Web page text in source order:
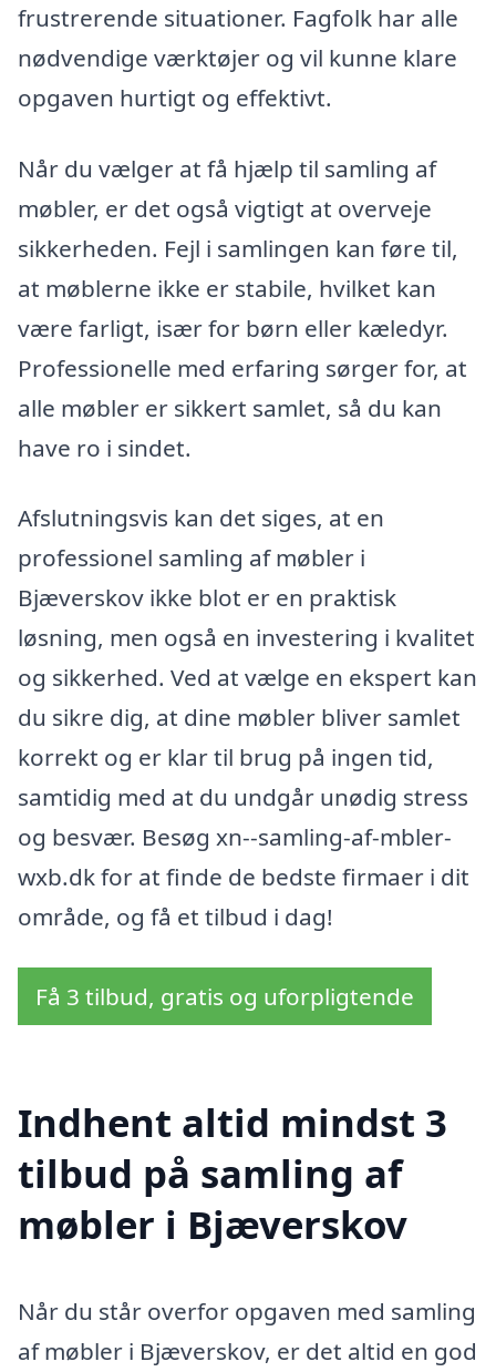
frustrerende situationer. Fagfolk har alle
nødvendige værktøjer og vil kunne klare
opgaven hurtigt og effektivt.
Når du vælger at få hjælp til samling af
møbler, er det også vigtigt at overveje
sikkerheden. Fejl i samlingen kan føre til,
at møblerne ikke er stabile, hvilket kan
være farligt, især for børn eller kæledyr.
Professionelle med erfaring sørger for, at
alle møbler er sikkert samlet, så du kan
have ro i sindet.
Afslutningsvis kan det siges, at en
professionel samling af møbler i
Bjæverskov ikke blot er en praktisk
løsning, men også en investering i kvalitet
og sikkerhed. Ved at vælge en ekspert kan
du sikre dig, at dine møbler bliver samlet
korrekt og er klar til brug på ingen tid,
samtidig med at du undgår unødig stress
og besvær. Besøg xn--samling-af-mbler-
wxb.dk for at finde de bedste firmaer i dit
område, og få et tilbud i dag!
Få 3 tilbud, gratis og uforpligtende
Indhent altid mindst 3
tilbud på samling af
møbler i Bjæverskov
Når du står overfor opgaven med samling
af møbler i Bjæverskov, er det altid en god